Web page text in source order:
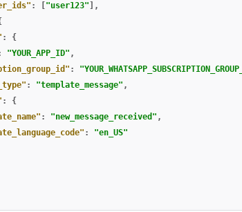
: "user123" ],
:
{
"YOUR_APP_ID" ,
:
: "template_message" ,
:
{
: "new_message_received" ,
:
"en_US"